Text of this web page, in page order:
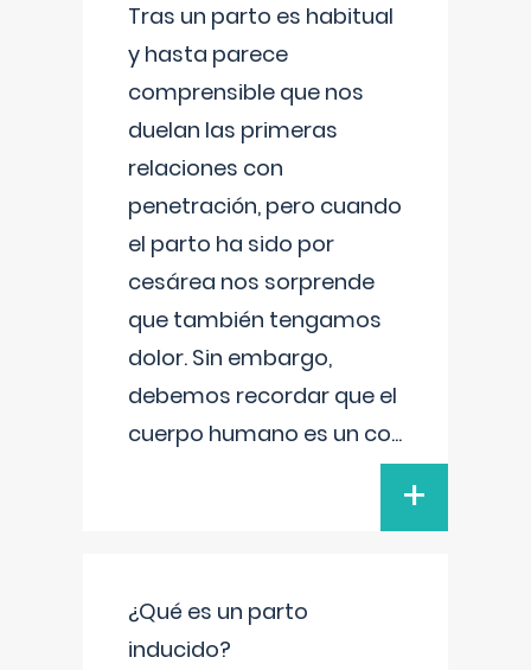
Tras un parto es habitual
y hasta parece
comprensible que nos
duelan las primeras
relaciones con
penetración, pero cuando
el parto ha sido por
cesárea nos sorprende
que también tengamos
dolor. Sin embargo,
debemos recordar que el
cuerpo humano es un co...
+
¿Qué es un parto
inducido?